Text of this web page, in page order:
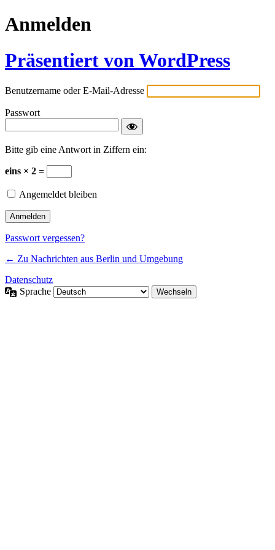
Anmelden
Präsentiert von WordPress
Benutzername oder E-Mail-Adresse
Passwort
Bitte gib eine Antwort in Ziffern ein:
eins × 2 =
Angemeldet bleiben
Passwort vergessen?
← Zu Nachrichten aus Berlin und Umgebung
Datenschutz
Sprache